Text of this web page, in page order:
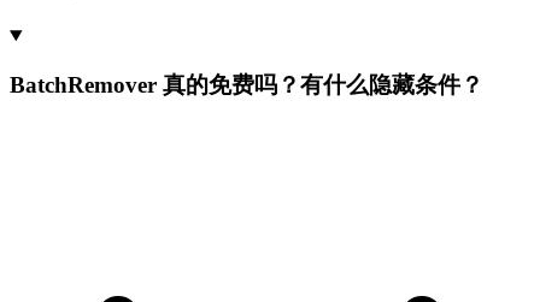
BatchRemover 真的免费吗？有什么隐藏条件？